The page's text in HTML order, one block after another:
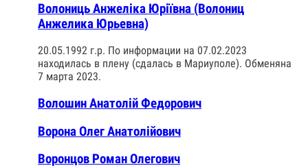
Волониць Анжеліка Юріївна (Волониц
Анжелика Юрьевна)
20.05.1992 г.р. По информации на 07.02.2023
находилась в плену (сдалась в Мариуполе). Обменяна
7 марта 2023.
Волошин Анатолій Федорович
Ворона Олег Анатолійович
Воронцов Роман Олегович